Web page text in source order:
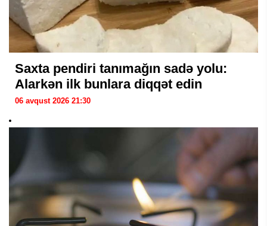
Saxta pendiri tanımağın sadə yolu:
Alarkən ilk bunlara diqqət edin
06 avqust 2026 21:30